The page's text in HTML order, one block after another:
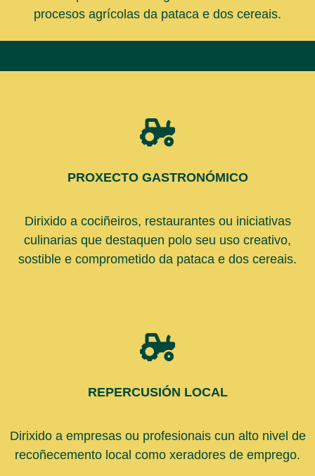
procesos agrícolas da pataca e dos cereais.
PROXECTO GASTRONÓMICO
Dirixido a cociñeiros, restaurantes ou iniciativas
culinarias que destaquen polo seu uso creativo,
sostible e comprometido da pataca e dos cereais.
REPERCUSIÓN LOCAL
Dirixido a empresas ou profesionais cun alto nivel de
recoñecemento local como xeradores de emprego.